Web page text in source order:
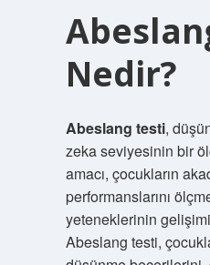
Nedir?
Abeslang testi,
zeka seviyesinin bir
amacı, çocukların
performanslarını
yeteneklerinin
Abeslang testi,